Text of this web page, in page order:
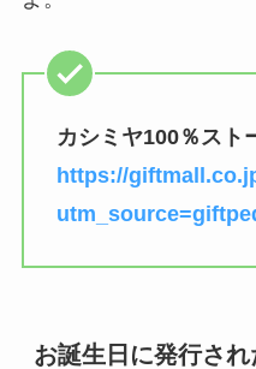
カシミヤ100％スト
https://
お誕生日に発行され